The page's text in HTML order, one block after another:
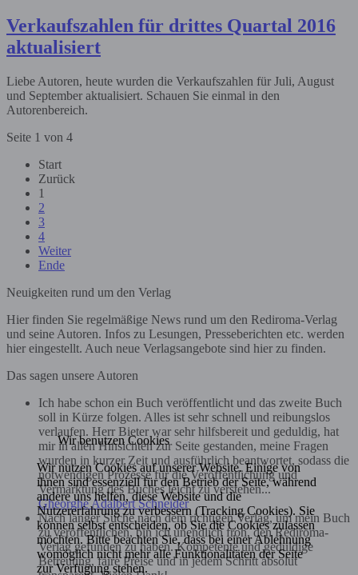
Verkaufszahlen für drittes Quartal 2016
aktualisiert
Liebe Autoren, heute wurden die Verkaufszahlen für Juli, August
und September aktualisiert. Schauen Sie einmal in den
Autorenbereich.
Seite 1 von 4
Start
Zurück
1
2
3
4
Weiter
Ende
Neuigkeiten rund um den Verlag
Hier finden Sie regelmäßige News rund um den Rediroma-Verlag
und seine Autoren. Infos zu Lesungen, Presseberichten etc. werden
hier eingestellt. Auch neue Verlagsangebote sind hier zu finden.
Das sagen unsere Autoren
Ich habe schon ein Buch veröffentlicht und das zweite Buch
soll in Kürze folgen. Alles ist sehr schnell und reibungslos
verlaufen. Herr Bieter war sehr hilfsbereit und geduldig, hat
mir in allen Hinsichten zur Seite gestanden, meine Fragen
wurden in kurzer Zeit und ausführlich beantwortet, sodass die
notwendigen Prozesse für die Veröffentlichung und
Vermarktung des Buches leicht zu verstehen...
Gheorghe Adalbert Schneider
Nach langer Suche nach dem richtigen Verlag, um mein Buch
zu veröffentlichen, bin ich unendlich froh, den Rediroma-
Verlag gefunden zu haben. Kompetente und geduldige
Betreuung, faire Preise und in jedem Schritt absolut
Wir benutzen Cookies
Wir nutzen Cookies auf unserer Website. Einige von
ihnen sind essenziell für den Betrieb der Seite, während
andere uns helfen, diese Website und die
Nutzererfahrung zu verbessern (Tracking Cookies). Sie
können selbst entscheiden, ob Sie die Cookies zulassen
möchten. Bitte beachten Sie, dass bei einer Ablehnung
womöglich nicht mehr alle Funktionalitäten der Seite
zur Verfügung stehen.